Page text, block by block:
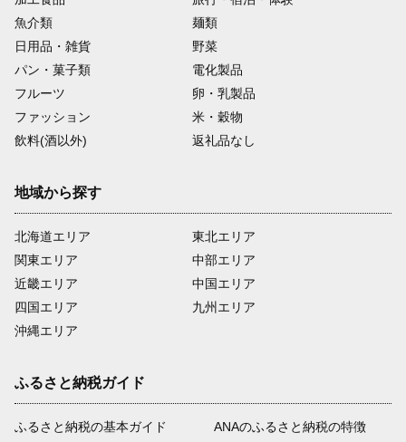
魚介類
麺類
日用品・雑貨
野菜
パン・菓子類
電化製品
フルーツ
卵・乳製品
ファッション
米・穀物
飲料(酒以外)
返礼品なし
地域から探す
北海道エリア
関東エリア
近畿エリア
四国エリア
沖縄エリア
東北エリア
中部エリア
中国エリア
九州エリア
ふるさと納税ガイド
ふるさと納税の基本ガイド
ANAのふるさと納税の特徴